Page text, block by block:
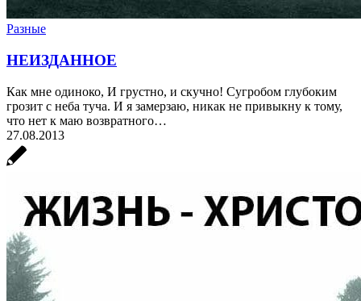
Разные
НЕИЗДАННОЕ
Как мне одиноко, И грустно, и скучно! Сугробом глубоким
грозит с неба туча. И я замерзаю, никак не привыкну к тому,
что нет к маю возвратного…
27.08.2013